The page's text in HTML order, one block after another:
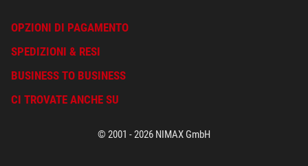
OPZIONI DI PAGAMENTO
SPEDIZIONI & RESI
BUSINESS TO BUSINESS
CI TROVATE ANCHE SU
© 2001 - 2026 NIMAX GmbH